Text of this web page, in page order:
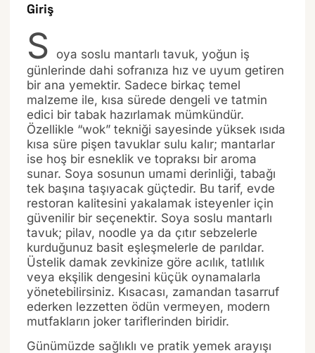
Giriş
S
oya soslu mantarlı tavuk, yoğun iş
günlerinde dahi sofranıza hız ve uyum getiren
bir ana yemektir. Sadece birkaç temel
malzeme ile, kısa sürede dengeli ve tatmin
edici bir tabak hazırlamak mümkündür.
Özellikle “wok” tekniği sayesinde yüksek ısıda
kısa süre pişen tavuklar sulu kalır; mantarlar
ise hoş bir esneklik ve topraksı bir aroma
sunar. Soya sosunun umami derinliği, tabağı
tek başına taşıyacak güçtedir. Bu tarif, evde
restoran kalitesini yakalamak isteyenler için
güvenilir bir seçenektir. Soya soslu mantarlı
tavuk; pilav, noodle ya da çıtır sebzelerle
kurduğunuz basit eşleşmelerle de parıldar.
Üstelik damak zevkinize göre acılık, tatlılık
veya ekşilik dengesini küçük oynamalarla
yönetebilirsiniz. Kısacası, zamandan tasarruf
ederken lezzetten ödün vermeyen, modern
mutfakların joker tariflerinden biridir.
Günümüzde sağlıklı ve pratik yemek arayışı